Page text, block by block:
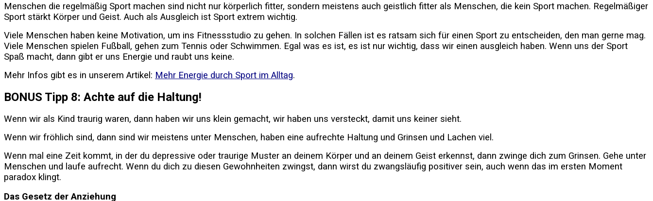
Menschen die regelmäßig Sport machen sind nicht nur körperlich fitter, sondern meistens auch geistlich fitter als Menschen, die kein Sport machen. Regelmäßiger
Sport stärkt Körper und Geist. Auch als Ausgleich ist Sport extrem wichtig.
Viele Menschen haben keine Motivation, um ins Fitnessstudio zu gehen. In solchen Fällen ist es ratsam sich für einen Sport zu entscheiden, den man gerne mag.
Viele Menschen spielen Fußball, gehen zum Tennis oder Schwimmen. Egal was es ist, es ist nur wichtig, dass wir einen ausgleich haben. Wenn uns der Sport
Spaß macht, dann gibt er uns Energie und raubt uns keine.
Mehr Infos gibt es in unserem Artikel: Mehr Energie durch Sport im Alltag.
BONUS Tipp 8: Achte auf die Haltung!
Wenn wir als Kind traurig waren, dann haben wir uns klein gemacht, wir haben uns versteckt, damit uns keiner sieht.
Wenn wir fröhlich sind, dann sind wir meistens unter Menschen, haben eine aufrechte Haltung und Grinsen und Lachen viel.
Wenn mal eine Zeit kommt, in der du depressive oder traurige Muster an deinem Körper und an deinem Geist erkennst, dann zwinge dich zum Grinsen. Gehe unter
Menschen und laufe aufrecht. Wenn du dich zu diesen Gewohnheiten zwingst, dann wirst du zwangsläufig positiver sein, auch wenn das im ersten Moment
paradox klingt.
Das Gesetz der Anziehung